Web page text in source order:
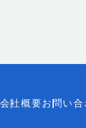
会社概要お問い合